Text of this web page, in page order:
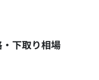
下取り相場